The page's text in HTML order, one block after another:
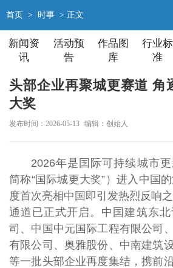
首页 > 时事 > 正文
新闻资
讯
活动预
告
作品图
库
行业标
准
头部企业再聚城更赛道 角
大奖
发布时间：2026-05-13 编辑：创始人
2026年是国际可持续城市更
简称“国际城更大奖”）进入中国
度首次亮相中国即引发热烈反响
通道已正式开启。中国建筑东
司、中国中元国际工程有限公司
有限公司、奥雅股份、中南建筑
等一批头部企业再度集结，携前